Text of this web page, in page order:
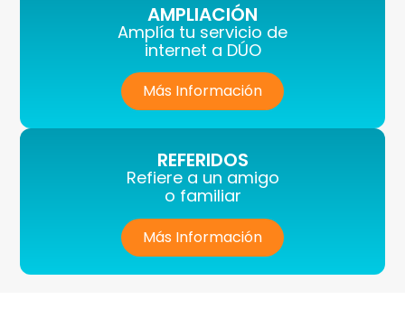
AMPLIACIÓN
Amplía tu servicio de
internet a DÚO
Más Información
REFERIDOS
Refiere a un amigo
o familiar
Más Información